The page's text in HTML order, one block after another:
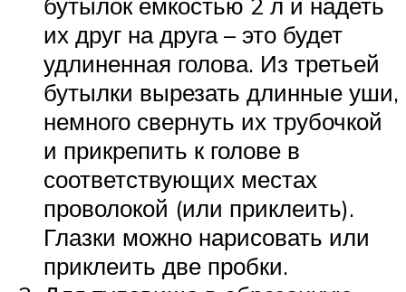
бутылок емкостью 2 л и надеть
их друг на друга – это будет
удлиненная голова. Из третьей
бутылки вырезать длинные уши,
немного свернуть их трубочкой
и прикрепить к голове в
соответствующих местах
проволокой (или приклеить).
Глазки можно нарисовать или
приклеить две пробки.